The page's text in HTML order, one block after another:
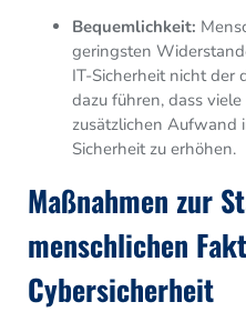
Bequemlichkeit:
geringsten
IT-Sicherheit nicht der
dazu führen, dass
zusätzlichen Aufwand
Sicherheit zu erhöhen.
Maßnahmen zur
menschlichen
Cybersicherheit